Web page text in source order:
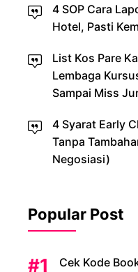
4 SOP Cara
Hotel, Pasti
List Kos Pare
Lembaga
Sampai Miss
4 Syarat Early
Tanpa
Negosiasi)
Popular Post
Cek Kode